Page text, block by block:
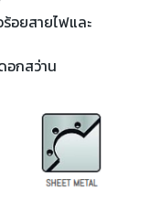
ร้อยสายไฟและ
อกสว่าน